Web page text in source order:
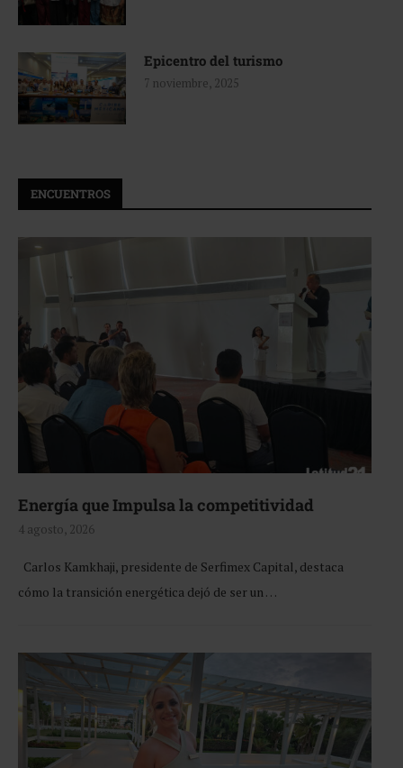
Epicentro del turismo
7 noviembre, 2025
ENCUENTROS
Energía que Impulsa la competitividad
4 agosto, 2026
Carlos Kamkhaji, presidente de Serfimex Capital, destaca
cómo la transición energética dejó de ser un …